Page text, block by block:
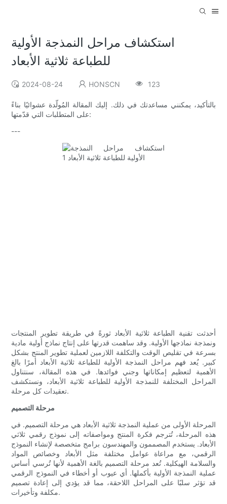
استكشاف مراحل النمذجة الأولية
للطباعة ثلاثية الأبعاد
2024-08-24 HONSCN 123
بالتأكيد، يمكنني مساعدتك في ذلك. إليك المقالة المُولّدة عشوائيًا بناءً
على المتطلبات التي قدّمتها:
---
أحدثت تقنية الطباعة ثلاثية الأبعاد ثورةً في طريقة تطوير المنتجات
ونمذجة نماذجها الأولية. وقد ساهمت قدرتها على إنتاج نماذج أولية مادية
بسرعة في تقليص الوقت والتكلفة اللازمين لعملية تطوير المنتج بشكل
كبير. يُعد فهم مراحل النمذجة الأولية للطباعة ثلاثية الأبعاد أمرًا بالغ
الأهمية لتعظيم إمكاناتها وجني فوائدها. في هذه المقالة، سنتناول
المراحل المختلفة للنمذجة الأولية للطباعة ثلاثية الأبعاد، ونستكشف
تعقيدات كل مرحلة.
مرحلة التصميم
المرحلة الأولى من عملية النمذجة ثلاثية الأبعاد هي مرحلة التصميم. في
هذه المرحلة، تُترجم فكرة المنتج ومواصفاته إلى نموذج رقمي ثلاثي
الأبعاد. يستخدم المصممون والمهندسون برامج متخصصة لإنشاء النموذج
الرقمي، مع مراعاة عوامل مختلفة مثل الأبعاد وخصائص المواد
والسلامة الهيكلية. تُعد مرحلة التصميم بالغة الأهمية لأنها تُرسي أساس
عملية النمذجة الأولية بأكملها. أي عيوب أو أخطاء في النموذج الرقمي
قد تؤثر سلبًا على المراحل اللاحقة، مما قد يؤدي إلى إعادة تصميم
مكلفة وتأخيرات.